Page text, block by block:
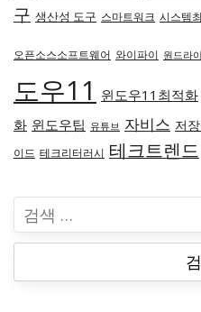
구 생산성 도구 스마트워크 시스템
오픈소스소프트웨어 와이파이 원드라
도우11 윈도우11최적화
화 윈도우팁 유튜브 자비스 저
이드 테크리터러시 테크트렌드
검
색